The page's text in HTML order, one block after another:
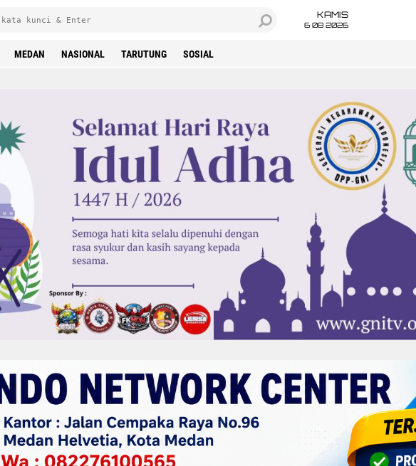
KAMIS
6 08 2026
MEDAN NASIONAL TARUTUNG SOSIAL